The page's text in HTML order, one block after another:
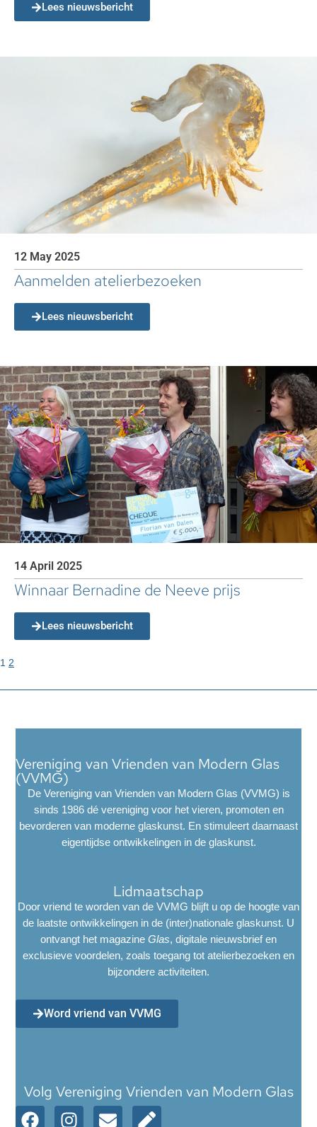
Lees nieuwsbericht
12 May 2025
Aanmelden atelierbezoeken
Lees nieuwsbericht
14 April 2025
Winnaar Bernadine de Neeve prijs
Lees nieuwsbericht
1 2
Vereniging van Vrienden van Modern Glas
(VVMG)
De Vereniging van Vrienden van Modern Glas (VVMG) is
sinds 1986 dé vereniging voor het vieren, promoten en
bevorderen van moderne glaskunst. En stimuleert daarnaast
eigentijdse ontwikkelingen in de glaskunst.
Lidmaatschap
Door vriend te worden van de VVMG blijft u op de hoogte van
de laatste ontwikkelingen in de (inter)nationale glaskunst. U
ontvangt het magazine Glas, digitale nieuwsbrief en
exclusieve voordelen, zoals toegang tot atelierbezoeken en
bijzondere activiteiten.
Word vriend van VVMG
Volg Vereniging Vrienden van Modern Glas